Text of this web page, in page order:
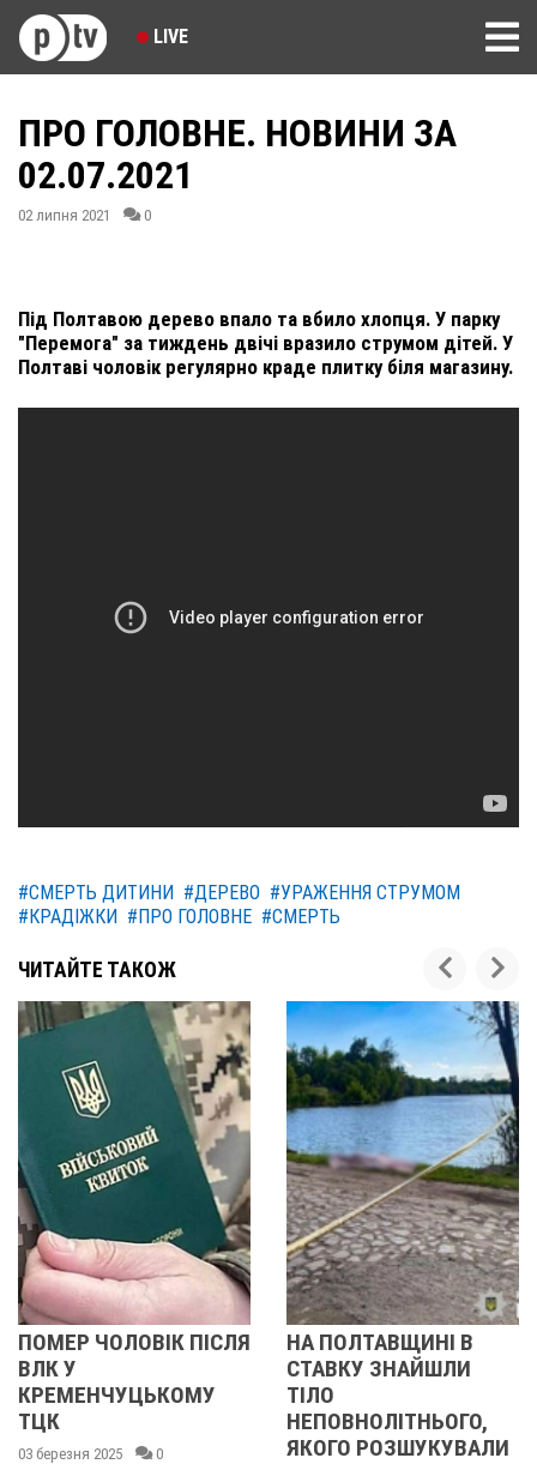
LIVE
ПРО ГОЛОВНЕ. НОВИНИ ЗА
02.07.2021
02 липня 2021 0
Під Полтавою дерево впало та вбило хлопця. У парку
"Перемога" за тиждень двічі вразило струмом дітей. У
Полтаві чоловік регулярно краде плитку біля магазину.
#СМЕРТЬ ДИТИНИ #ДЕРЕВО #УРАЖЕННЯ СТРУМОМ
#КРАДІЖКИ #ПРО ГОЛОВНЕ #СМЕРТЬ
ЧИТАЙТЕ ТАКОЖ
ЧОЛОВІК ПІСЛЯ
2025 0
НА ПОЛТАВЩИНІ В
СТАВКУ ЗНАЙШЛИ
ТІЛО
НЕПОВНОЛІТНЬОГО,
ЯКОГО РОЗШУКУВАЛИ